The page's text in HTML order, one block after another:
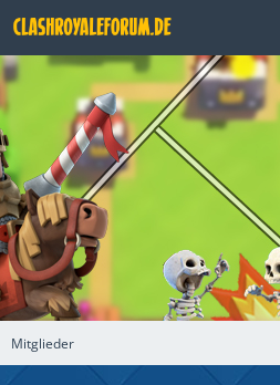
Mitglieder